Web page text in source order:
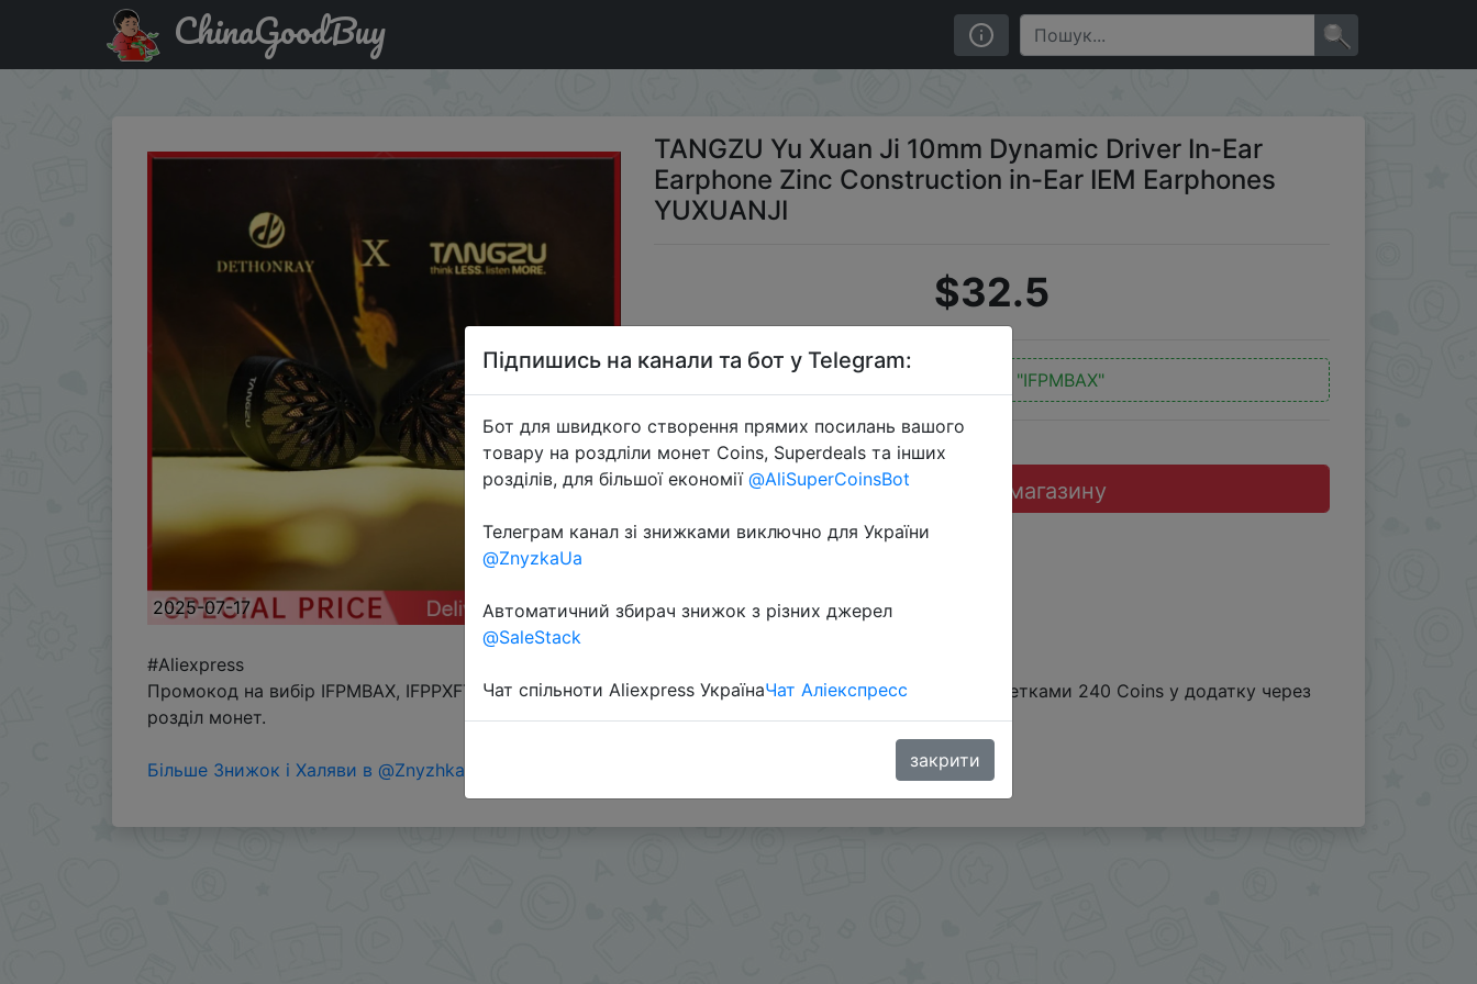
Код на знижку IFPMBAX TANGZU Yu Xuan Ji 10mm Dynamic Driver In-Ear Earphone Zinc Construction in-Ear IEM Earphones YUXUANJI
ChinaGoodBuy
2025-07-17
TANGZU Yu Xuan Ji 10mm Dynamic Driver In-Ear
Earphone Zinc Construction in-Ear IEM Earphones
YUXUANJI
$32.5
"IFPMBAX"
Перейти до магазину
#Aliexpress
Промокод на вибір IFPMBAX, IFPPXFT, IFP0IEK, IFPH6GO, IFPMVJ5, IFPMDDX, IFPNRGX + знижка монетками 240 Coins у додатку через
розділ монет.
Більше Знижок і Халяви в @ZnyzhkaUA
Підпишись на канали та бот у Telegram:
Бот для швидкого створення прямих посилань вашого
товару на роздліли монет Coins, Superdeals та інших
розділів, для більшої економії @AliSuperCoinsBot
Телеграм канал зі знижками виключно для України
@ZnyzkaUa
Автоматичний збирач знижок з різних джерел
@SaleStack
Чат спільноти Aliexpress УкраїнаЧат Аліекспресс
закрити